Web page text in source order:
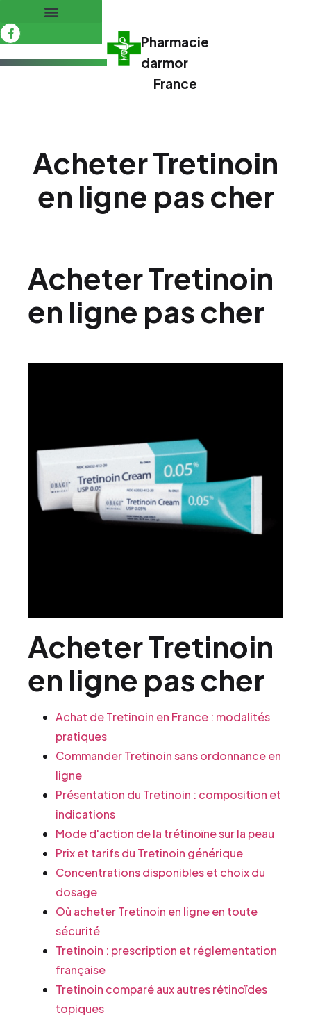
Pharmacie
darmor
France
Acheter Tretinoin
en ligne pas cher
Acheter Tretinoin
en ligne pas cher
Acheter Tretinoin
en ligne pas cher
Achat de Tretinoin en France : modalités
pratiques
Commander Tretinoin sans ordonnance en
ligne
Présentation du Tretinoin : composition et
indications
Mode d'action de la trétinoïne sur la peau
Prix et tarifs du Tretinoin générique
Concentrations disponibles et choix du
dosage
Où acheter Tretinoin en ligne en toute
sécurité
Tretinoin : prescription et réglementation
française
Tretinoin comparé aux autres rétinoïdes
topiques